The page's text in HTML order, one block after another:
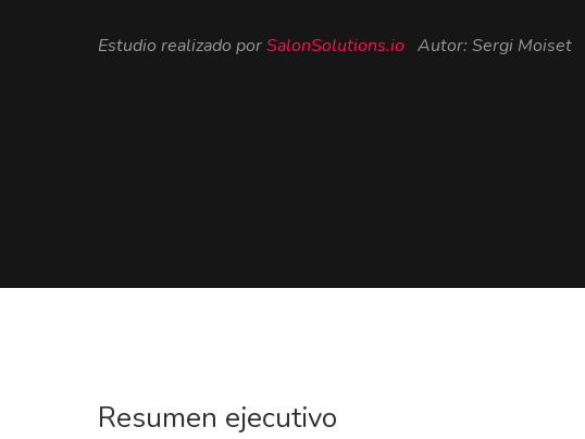
Estudio realizado porSalonSolutions.io Autor: Sergi Moiset
Resumen ejecutivo